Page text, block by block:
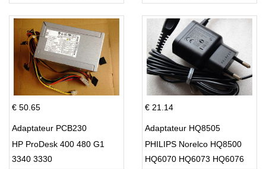
€ 50.65
Adaptateur PCB230
HP ProDesk 400 480 G1
3340 3330
€ 21.14
Adaptateur HQ8505
PHILIPS Norelco HQ8500
HQ6070 HQ6073 HQ6076